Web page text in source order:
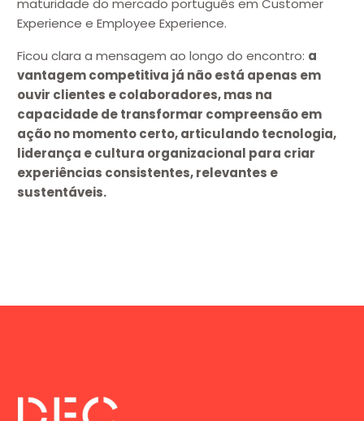
Experience e Employee Experience.
Ficou clara a mensagem ao longo do encontro: a
vantagem competitiva já não está apenas em
ouvir clientes e colaboradores, mas na
capacidade de transformar compreensão em
ação no momento certo, articulando tecnologia,
liderança e cultura organizacional para criar
experiências consistentes, relevantes e
sustentáveis.